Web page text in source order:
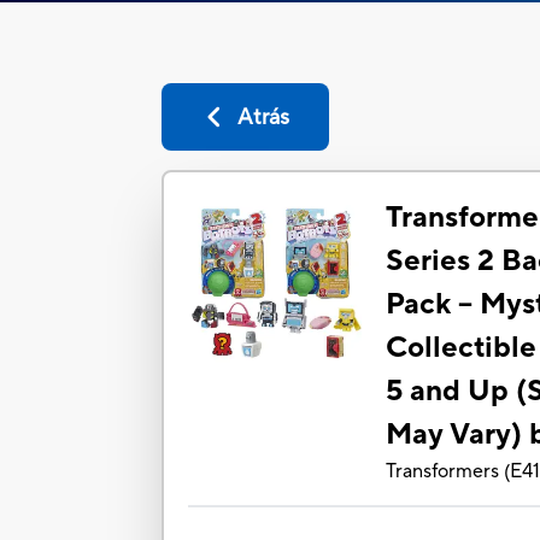
Atrás
Series 2
Pack –
Collectible
5 and Up
May Vary)
Transformers (